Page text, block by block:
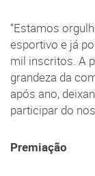
“Estamos
esportivo e já
mil inscritos. A
grandeza da
após ano,
participar do
Premiação